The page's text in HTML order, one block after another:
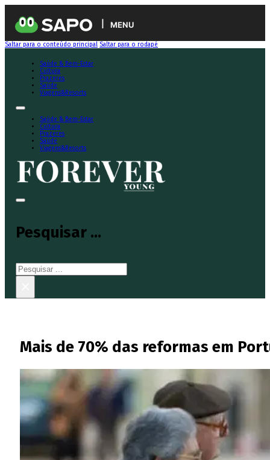
MENU
Saltar para o conteúdo principal Saltar para o rodapé
Saúde & Bem-Estar
Cultura
Prazeres
Saúde
Viagens&Resorts
Saúde & Bem-Estar
Cultura
Prazeres
Saúde
Viagens&Resorts
Pesquisar ...
Pesquisar
Mais de 70% das reformas em